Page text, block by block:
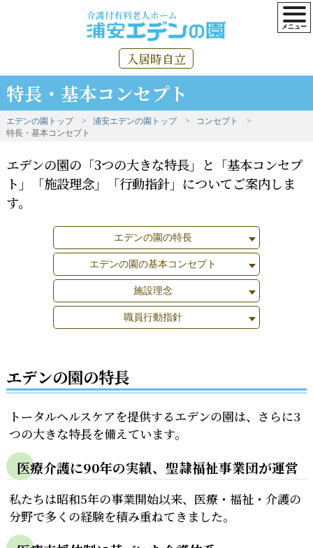
介護付有料老人ホーム
入居時自立
特長・基本コンセプト
エデンの園トップ 浦安エデンの園トップ
コンセプト
特長・基本コンセプト
エデンの園の「3つの大きな特長」と「基本コンセプ
ト」「施設理念」「行動指針」についてご案内しま
す。
エデンの園の特長
エデンの園の基本コンセプト
施設理念
職員行動指針
エデンの園の特長
トータルヘルスケアを提供するエデンの園は、さらに3
つの大きな特長を備えています。
医療介護に90年の実績、聖隷福祉事業団が運営
私たちは昭和5年の事業開始以来、医療・福祉・介護の
分野で多くの経験を積み重ねてきました。